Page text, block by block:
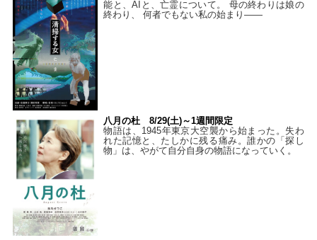
能と、AIと、亡霊について。 母の終わりは娘の
終わり、 何者でもない私の始まり――
八月の杜 8/29(土)～1週間限定
物語は、1945年東京大空襲から始まった。失わ
れた記憶と、たしかに残る痛み。誰かの「探し
物」は、やがて自分自身の物語になっていく。